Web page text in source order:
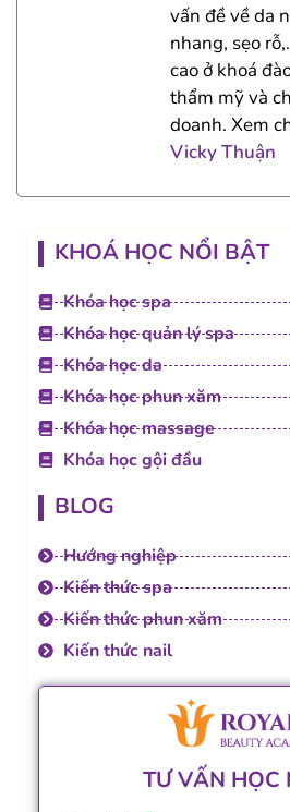
vấn đề về da
nhang, sẹo
cao ở khoá
thẩm mỹ và
doanh. Xem
Vicky Thuận
KHOÁ HỌC NỔI BẬT
Khóa học spa
Khóa học quản lý spa
Khóa học da
Khóa học phun xăm
Khóa học massage
Khóa học gội đầu
BLOG
Hướng nghiệp
Kiến thức spa
Kiến thức phun xăm
Kiến thức nail
TƯ VẤN HỌC